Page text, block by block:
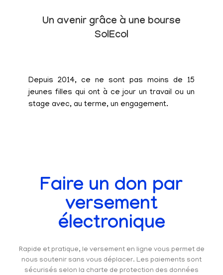
Un avenir grâce à une bourse
SolEcol
Depuis 2014, ce ne sont pas moins de 15
jeunes filles qui ont à ce jour un travail ou un
stage avec, au terme, un engagement.
Faire un don par
versement
électronique
Rapide et pratique, le versement en ligne vous permet de
nous soutenir sans vous déplacer. Les paiements sont
sécurisés selon la charte de protection des données